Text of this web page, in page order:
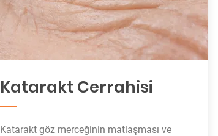
Katarakt Cerrahisi
Katarakt göz merceğinin matlaşması ve